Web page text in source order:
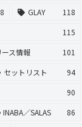
GLAY
118
115
ース情報
101
セットリスト
94
90
INABA／SALAS
86